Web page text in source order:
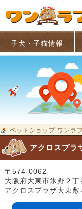
子犬・子猫情報
ペットショップ ワンラ
アクロスプラ
〒574-0062
大阪府大東市氷野２丁
アクロスプラザ大東敷